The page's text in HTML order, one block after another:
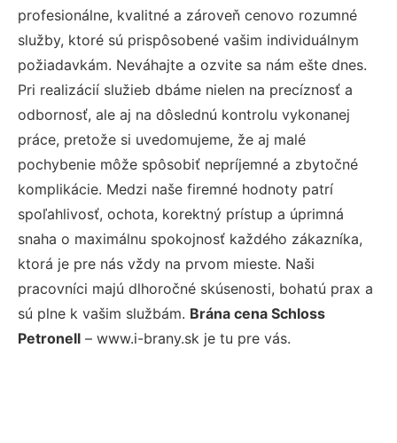
profesionálne, kvalitné a zároveň cenovo rozumné
služby, ktoré sú prispôsobené vašim individuálnym
požiadavkám. Neváhajte a ozvite sa nám ešte dnes.
Pri realizácií služieb dbáme nielen na precíznosť a
odbornosť, ale aj na dôslednú kontrolu vykonanej
práce, pretože si uvedomujeme, že aj malé
pochybenie môže spôsobiť nepríjemné a zbytočné
komplikácie. Medzi naše firemné hodnoty patrí
spoľahlivosť, ochota, korektný prístup a úprimná
snaha o maximálnu spokojnosť každého zákazníka,
ktorá je pre nás vždy na prvom mieste. Naši
pracovníci majú dlhoročné skúsenosti, bohatú prax a
sú plne k vašim službám. Brána cena Schloss
Petronell – www.i-brany.sk je tu pre vás.